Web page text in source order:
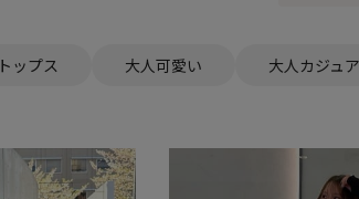
トップス 大人可愛い 大人カジュ